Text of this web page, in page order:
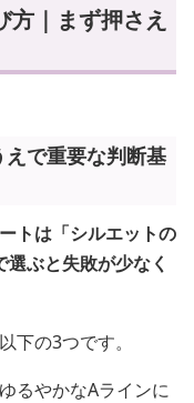
｜まず押さえ
で重要な判断基
トは「シルエットの
ぶと失敗が少なく
下の3つです。
ゆるやかなAラインに